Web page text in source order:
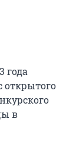
года
открытого
в